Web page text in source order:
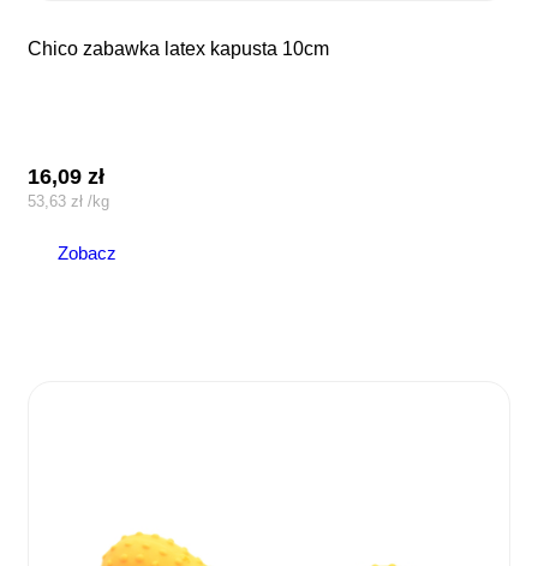
chico zabawka latex kapusta 10cm
16,09zł
53,63zł /kg
Zobacz